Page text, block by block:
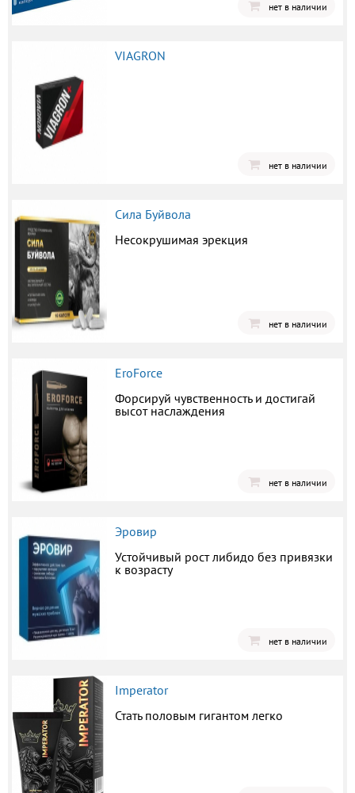
нет в наличии
VIAGRON
нет в наличии
Сила Буйвола
Несокрушимая эрекция
нет в наличии
EroForce
Форсируй чувственность и достигай
высот наслаждения
нет в наличии
Эровир
Устойчивый рост либидо без привязки
к возрасту
нет в наличии
Imperator
Стать половым гигантом легко